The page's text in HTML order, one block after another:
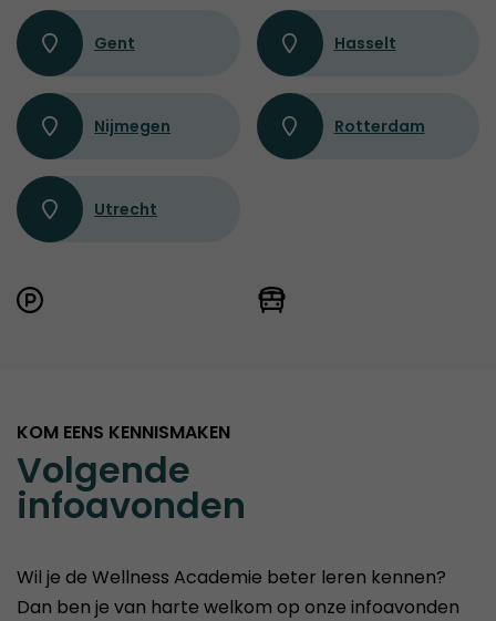
Gent Hasselt
Nijmegen Rotterdam
Utrecht
KOM EENS KENNISMAKEN
Volgende
infoavonden
Wil je de Wellness Academie beter leren kennen?
Dan ben je van harte welkom op onze infoavonden